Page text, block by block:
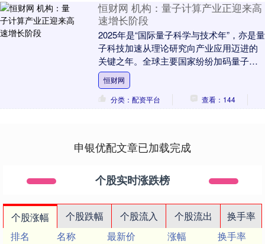
恒财网 机构：量子计算产业正迎来高
速增长阶段
2025年是“国际量子科学与技术年”，亦是量
子科技加速从理论研究向产业应用迈进的
关键之年。全球主要国家纷纷加码量子战
略布局，我国“十五五”规划建议将量子科技
列为....
恒财网
分类：配资平台
查看：144
申银优配文章已加载完成
个股实时涨跌榜
个股涨幅 个股跌幅 个股流入 个股流出
换手率
排名
名称 最新价 涨幅
换手率